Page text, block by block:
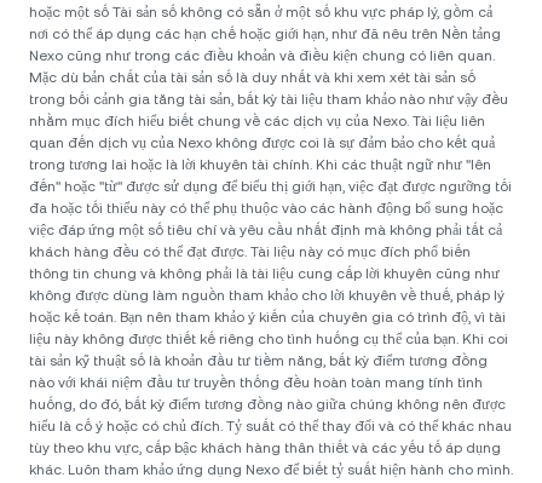
hoặc một số Tài sản số không có sẵn ở một số khu vực pháp lý, gồm cả
nơi có thể áp dụng các hạn chế hoặc giới hạn, như đã nêu trên Nền tảng
Nexo cũng như trong các điều khoản và điều kiện chung có liên quan.
Mặc dù bản chất của tài sản số là duy nhất và khi xem xét tài sản số
trong bối cảnh gia tăng tài sản, bất kỳ tài liệu tham khảo nào như vậy đều
nhằm mục đích hiểu biết chung về các dịch vụ của Nexo. Tài liệu liên
quan đến dịch vụ của Nexo không được coi là sự đảm bảo cho kết quả
trong tương lai hoặc là lời khuyên tài chính. Khi các thuật ngữ như "lên
đến" hoặc "từ" được sử dụng để biểu thị giới hạn, việc đạt được ngưỡng tối
đa hoặc tối thiểu này có thể phụ thuộc vào các hành động bổ sung hoặc
việc đáp ứng một số tiêu chí và yêu cầu nhất định mà không phải tất cả
khách hàng đều có thể đạt được. Tài liệu này có mục đích phổ biến
thông tin chung và không phải là tài liệu cung cấp lời khuyên cũng như
không được dùng làm nguồn tham khảo cho lời khuyên về thuế, pháp lý
hoặc kế toán. Bạn nên tham khảo ý kiến của chuyên gia có trình độ, vì tài
liệu này không được thiết kế riêng cho tình huống cụ thể của bạn. Khi coi
tài sản kỹ thuật số là khoản đầu tư tiềm năng, bất kỳ điểm tương đồng
nào với khái niệm đầu tư truyền thống đều hoàn toàn mang tính tình
huống, do đó, bất kỳ điểm tương đồng nào giữa chúng không nên được
hiểu là cố ý hoặc có chủ đích. Tỷ suất có thể thay đổi và có thể khác nhau
tùy theo khu vực, cấp bậc khách hàng thân thiết và các yếu tố áp dụng
khác. Luôn tham khảo ứng dụng Nexo để biết tỷ suất hiện hành cho mình.